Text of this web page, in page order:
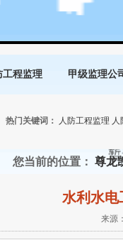
工程监理 甲级监理公
热门关键词： 人防工程监理 人
您当前的位置： 尊龙
水利水电
来源